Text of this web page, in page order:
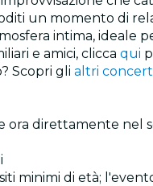
un momento di
intima, ideale
e amici, clicca qui
Scopri gli altri
ora direttamente nel
minimi di età;